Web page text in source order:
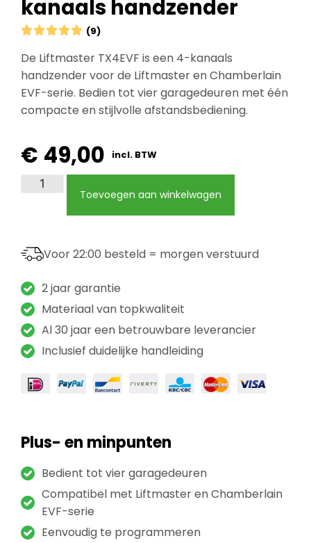
kanaals handzender
 (9)
De Liftmaster TX4EVF is een 4-kanaals
handzender voor de Liftmaster en Chamberlain
EVF-serie. Bedien tot vier garagedeuren met één
compacte en stijlvolle afstandsbediening.
€ 49,00 incl. BTW
Toevoegen aan winkelwagen
Voor 22:00 besteld = morgen verstuurd
2 jaar garantie
Materiaal van topkwaliteit
Al 30 jaar een betrouwbare leverancier
Inclusief duidelijke handleiding
Plus- en minpunten
Bedient tot vier garagedeuren
Compatibel met Liftmaster en Chamberlain
EVF-serie
Eenvoudig te programmeren